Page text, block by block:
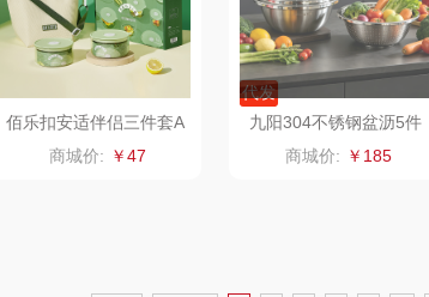
普陀山 胜源通 蓄光
摩动 威诗兰
佰乐扣安适伴侣三件套A
SBL/L3
商城价: ￥47
代发
九阳304不锈钢盆沥5件
套CF-T0431
商城价: ￥185